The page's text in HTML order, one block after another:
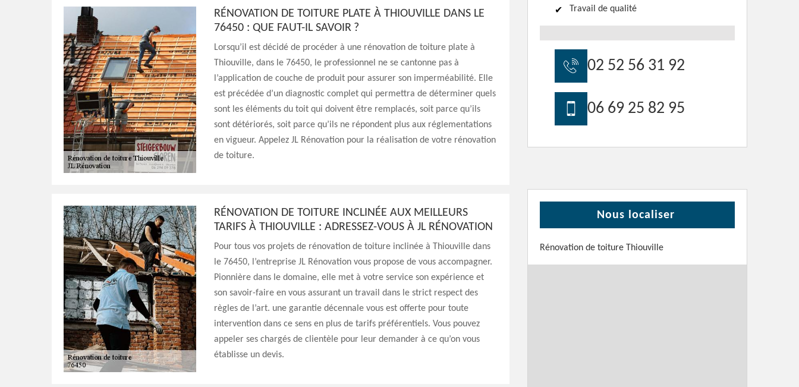
RÉNOVATION DE TOITURE PLATE À THIOUVILLE DANS LE
76450 : QUE FAUT-IL SAVOIR ?
Lorsqu’il est décidé de procéder à une rénovation de toiture plate à
Thiouville, dans le 76450, le professionnel ne se cantonne pas à
l’application de couche de produit pour assurer son imperméabilité. Elle
est précédée d’un diagnostic complet qui permettra de déterminer quels
sont les éléments du toit qui doivent être remplacés, soit parce qu’ils
sont détériorés, soit parce qu’ils ne répondent plus aux réglementations
en vigueur. Appelez JL Rénovation pour la réalisation de votre rénovation
de toiture.
RÉNOVATION DE TOITURE INCLINÉE AUX MEILLEURS
TARIFS À THIOUVILLE : ADRESSEZ-VOUS À JL RÉNOVATION
Pour tous vos projets de rénovation de toiture inclinée à Thiouville dans
le 76450, l’entreprise JL Rénovation vous propose de vous accompagner.
Pionnière dans le domaine, elle met à votre service son expérience et
son savoir-faire en vous assurant un travail dans le strict respect des
règles de l’art. une garantie décennale vous est offerte pour toute
intervention dans ce sens en plus de tarifs préférentiels. Vous pouvez
appeler ses chargés de clientèle pour leur demander à ce qu’on vous
établisse un devis.
Travail de qualité
02 52 56 31 92
06 69 25 82 95
Nous localiser
Rénovation de toiture Thiouville